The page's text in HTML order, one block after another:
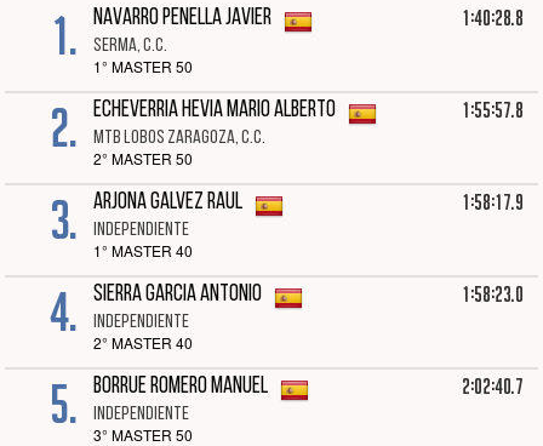
1. NAVARRO PENELLA JAVIER
SERMA, C.C.
1° MASTER 50
1:40:28.8
2. ECHEVERRIA HEVIA MARIO ALBERTO
MTB LOBOS ZARAGOZA, C.C.
2° MASTER 50
1:55:57.8
3. ARJONA GALVEZ RAUL
INDEPENDIENTE
1° MASTER 40
1:58:17.9
4. SIERRA GARCIA ANTONIO
INDEPENDIENTE
2° MASTER 40
1:58:23.0
5. BORRUE ROMERO MANUEL
INDEPENDIENTE
3° MASTER 50
2:02:40.7